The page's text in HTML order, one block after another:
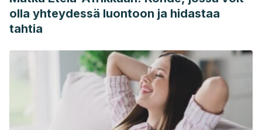
https://journals.sagepub.com/doi/full/10.1177/
Controversies in sexual medicine: Is sex just fun? How
sexual activity improves health.The Journal of Sexual
,6
(10), 2640-2648. Disponible en:
https://www.sciencedirect.com/science/article/abs/pii/
Lastella, M., O’Mullan, C., Paterson, J., et al. (2019). Sex and
olla yhteydessä luontoon ja hidastaa
tahtia